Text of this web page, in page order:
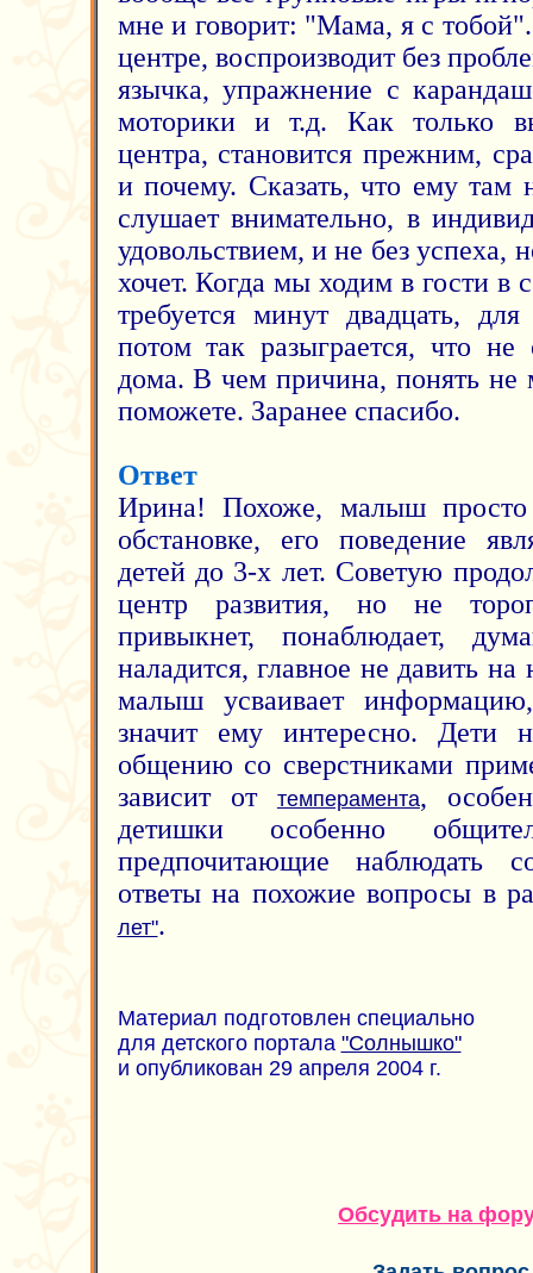
мне и говорит: "Мама, я с
центре, воспроизводит без
язычка, упражнение с
моторики и т.д. Как только
центра, становится прежним,
и почему. Сказать, что ему там
слушает внимательно, в
удовольствием, и не без успеха,
хочет. Когда мы ходим в гости в
требуется минут двадцать,
потом так разыграется, что не
дома. В чем причина, понять
поможете. Заранее спасибо.
Ответ
Ирина! Похоже, малыш просто
обстановке, его поведение
детей до 3-х лет. Советую
центр развития, но не
привыкнет, понаблюдает,
наладится, главное не давить
малыш усваивает
значит ему интересно. Дети
общению со сверстниками
зависит от
темперамента,
детишки особенно
предпочитающие наблюдать
ответы на похожие вопросы в
лет".
Материал подготовлен специально
для детского портала "Солнышко"
и опубликован 29 апреля 2004 г.
Обсудить на